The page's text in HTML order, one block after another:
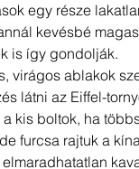
egy része
kevésbé
is így gondolják.
virágos ablakok
látni az Eiffel-
kis boltok, ha
furcsa rajtuk a